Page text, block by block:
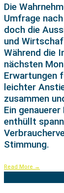
Die
Umfrage
doch die
und
Während die
nächsten
Erwartungen
leichter
zusammen
Ein
enthüllt
Stimmung.
Read More →